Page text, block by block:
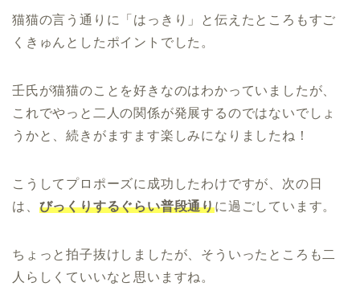
猫猫の言う通りに「はっきり」と伝えたところもすご
くきゅんとしたポイントでした。
壬氏が猫猫のことを好きなのはわかっていましたが、
これでやっと二人の関係が発展するのではないでしょ
うかと、続きがますます楽しみになりましたね！
こうしてプロポーズに成功したわけですが、次の日
は、 びっくりするぐらい普段通りに過ごしています。
ちょっと拍子抜けしましたが、そういったところも二
人らしくていいなと思いますね。